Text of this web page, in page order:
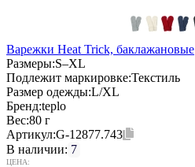
Варежки Heat Trick, баклажановые
Размеры:S–XL
Подлежит маркировке:Текстиль
Размер одежды:L/XL
Бренд:teplo
Вес:80 г
Артикул:G-12877.743
В наличии: 7
ЦЕНА: